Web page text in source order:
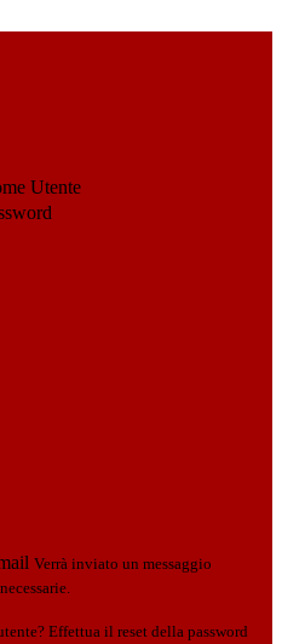
Utente
Verrà inviato un messaggio
Effettua il reset della password